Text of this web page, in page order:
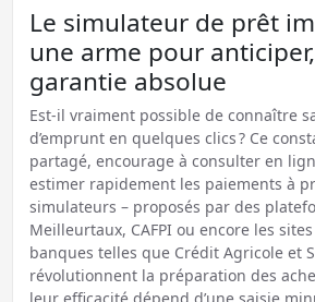
Le simulateur de prêt
une arme pour
garantie absolue
Est-il vraiment possible de connaître
d’emprunt en quelques clics ? Ce
partagé, encourage à consulter en
estimer rapidement les paiements à
simulateurs – proposés par des
Meilleurtaux, CAFPI ou encore les
banques telles que Crédit Agricole et
révolutionnent la préparation des
leur efficacité dépend d’une saisie